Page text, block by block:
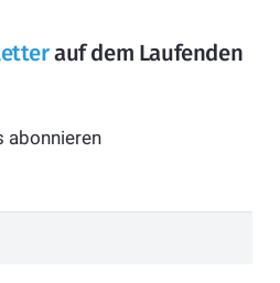
auf dem Laufenden
abonnieren